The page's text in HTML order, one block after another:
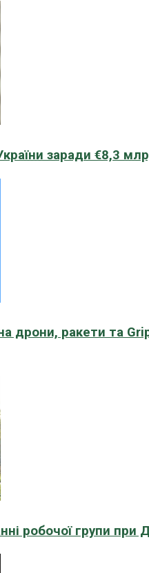
заради €8,3
дрони, ракети та
робочої групи